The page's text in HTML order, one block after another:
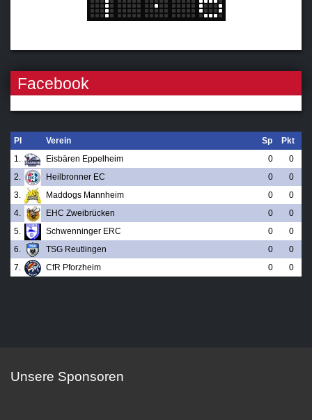
Facebook
Pl Verein Sp
Pkt
1.
Eisbären Eppelheim 0
0
2.
Heilbronner EC 0
0
3.
Maddogs Mannheim 0
0
4.
EHC Zweibrücken 0
0
5.
Schwenninger ERC 0
0
6.
TSG Reutlingen 0
0
7.
CfR Pforzheim 0 0
Unsere Sponsoren